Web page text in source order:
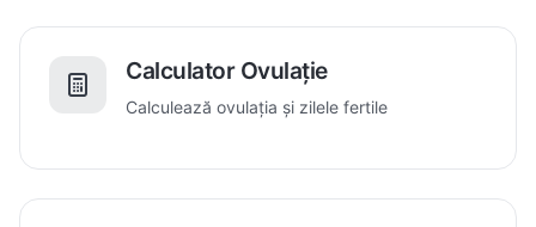
Calculator Ovulație
Calculează ovulația și zilele fertile